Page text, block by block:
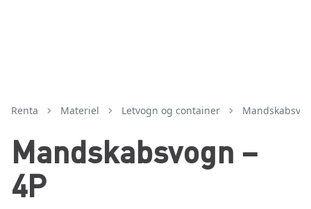
Renta Materiel letvogn og container
Mandskabsvogn –
4P